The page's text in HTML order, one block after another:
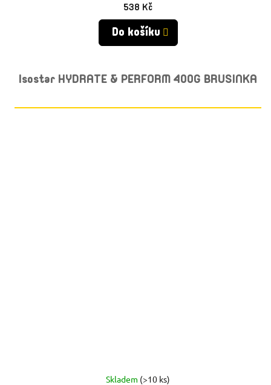
538 Kč
Do košíku
Isostar HYDRATE & PERFORM 400G BRUSINKA
Skladem (>10 ks)